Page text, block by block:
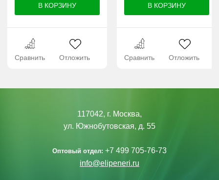
Сравнить Отложить Сравнить Отложить
117042, г. Москва,
ул. Южнобутовская, д. 55
Оптовый отдел: +7 499 705-76-73
info@elipeneri.ru